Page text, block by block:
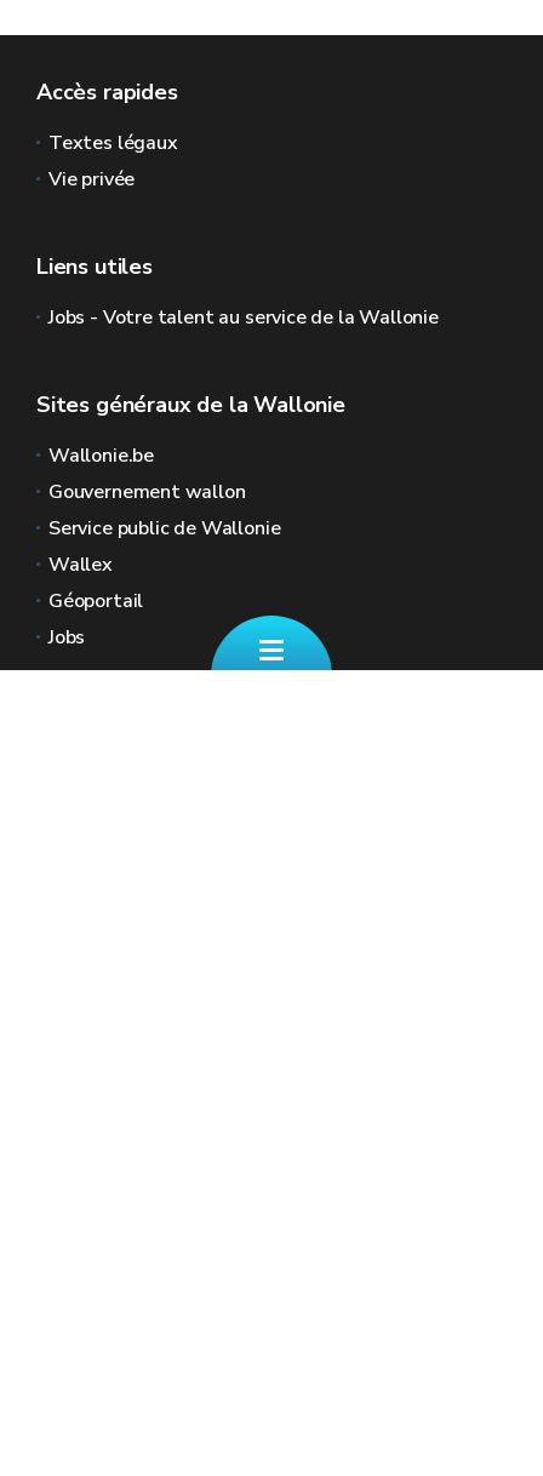
Accès rapides
Textes légaux
Vie privée
Liens utiles
Jobs - Votre talent au service de la Wallonie
Sites généraux de la Wallonie
Wallonie.be
Gouvernement wallon
Service public de Wallonie
Wallex
Géoportail
Jobs